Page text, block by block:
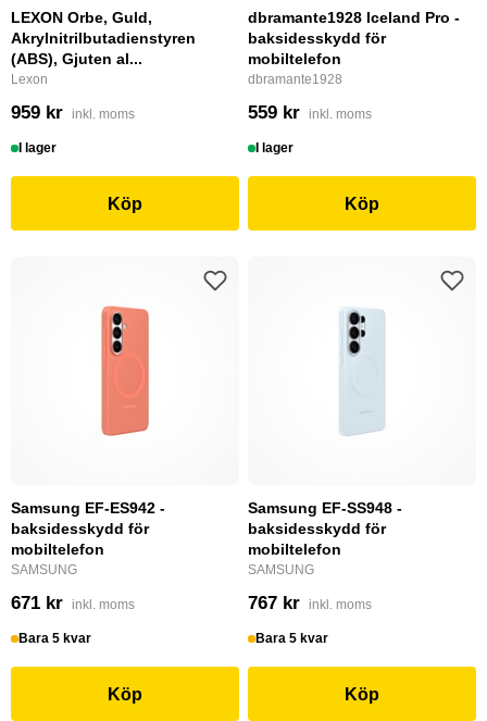
LEXON Orbe, Guld,
Akrylnitrilbutadienstyren
(ABS), Gjuten al...
Lexon
959 kr inkl. moms
I lager
Köp
dbramante1928 Iceland Pro -
baksidesskydd för
mobiltelefon
dbramante1928
559 kr inkl. moms
I lager
Köp
Samsung EF-ES942 -
baksidesskydd för
mobiltelefon
SAMSUNG
671 kr inkl. moms
Bara 5 kvar
Köp
Samsung EF-SS948 -
baksidesskydd för
mobiltelefon
SAMSUNG
767 kr inkl. moms
Bara 5 kvar
Köp